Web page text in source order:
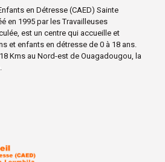
en Détresse (CAED) Sainte
en 1995 par les Travailleuses
est un centre qui accueille et
et enfants en détresse de 0 à 18 ans.
Kms au Nord-est de Ouagadougou, la